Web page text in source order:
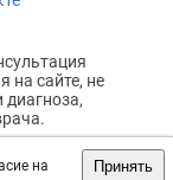
на
Принять
на сайте, не